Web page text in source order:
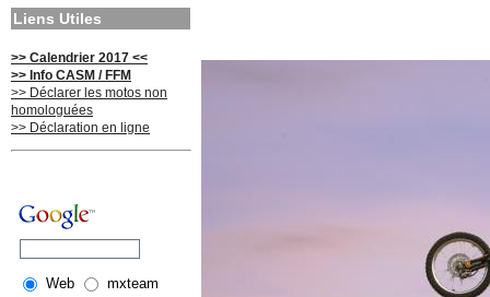
Liens Utiles
>> Calendrier 2017 <<
>> Info CASM / FFM
>> Déclarer les motos non
homologuées
>> Déclaration en ligne
Web mxteam